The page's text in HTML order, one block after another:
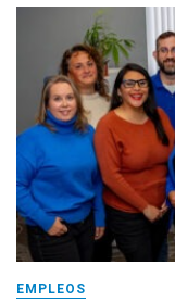
EMPLEOS